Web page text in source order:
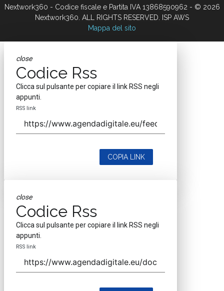
Nextwork360 - Codice fiscale e Partita IVA 13868590962 - © 2026
Nextwork360. ALL RIGHTS RESERVED. ISP AWS
Mappa del sito
close
Codice Rss
Clicca sul pulsante per copiare il link RSS negli
appunti.
RSS link
COPIA LINK
close
Codice Rss
Clicca sul pulsante per copiare il link RSS negli
appunti.
RSS link